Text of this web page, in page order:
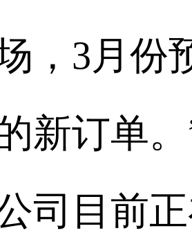
，3月份
新订单
司目前